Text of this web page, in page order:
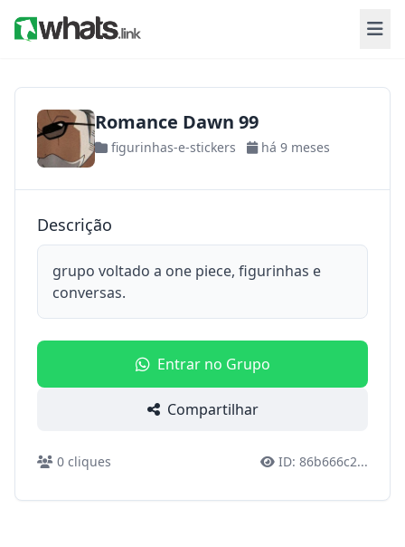
Romance Dawn 99
figurinhas-e-stickers há 9 meses
Descrição
grupo voltado a one piece, figurinhas e
conversas.
Entrar no Grupo
Compartilhar
0 cliques ID: 86b666c2...